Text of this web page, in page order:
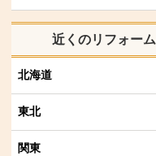
近くのリフォー
北海道
東北
関東